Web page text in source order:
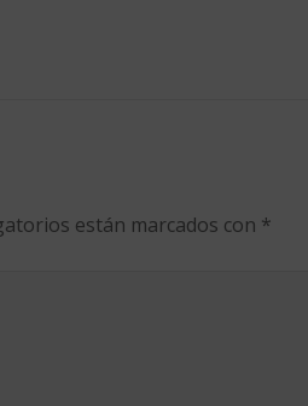
están marcados con *